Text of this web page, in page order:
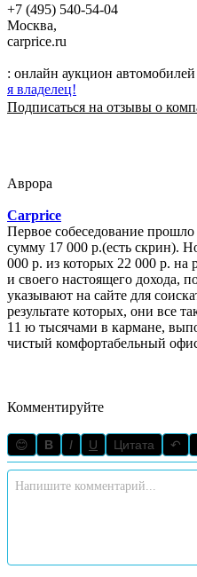
+7 (495) 540-54-04
Москва,
carprice.ru
: онлайн аукцион
я владелец!
Подписаться на отзывы о
Аврора
Carprice
Первое собеседование
сумму 17 000 р.(есть скрин).
000 р. из которых 22 000 р.
и своего настоящего дохода, почувствовала что то неладное и решила задать контрольный вопрос - Если все так чисто, и всю зарплату в 25 000 выплатят чистыми, почему оклад, который они
указывают на сайте для
результате которых, они все
чистый комфортабельный
Комментируйте
😊 B I U Цитата ↶